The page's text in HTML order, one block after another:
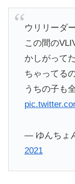
ウリリーダ
この間の
かしがって
ちゃってる
うちの子も
— ゆんちょ
2021